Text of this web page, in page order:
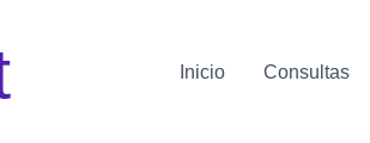
Inicio Consultas